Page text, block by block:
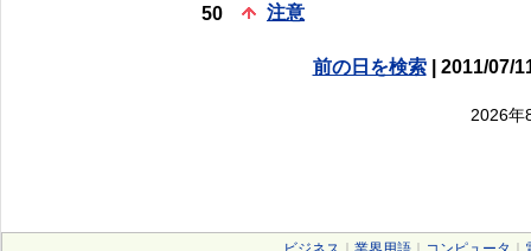
50
注意
前の日を検索| 2011/07/
2026年